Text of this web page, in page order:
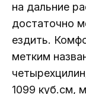
на дальние
достаточно
ездить.
метким
1099 куб.см,